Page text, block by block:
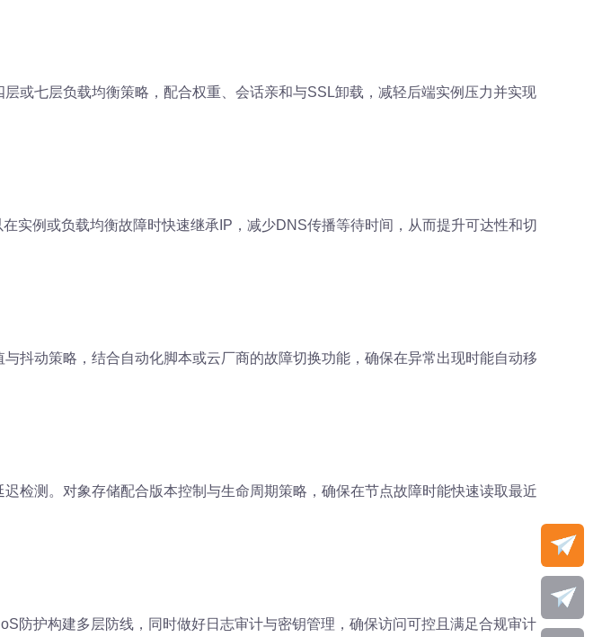
或七层负载均衡策略，配合权重、会话亲和与SSL卸载，减轻后端实例压力并实现
实例或负载均衡故障时快速继承IP，减少DNS传播等待时间，从而提升可达性和切
抖动策略，结合自动化脚本或云厂商的故障切换功能，确保在异常出现时能自动移
检测。对象存储配合版本控制与生命周期策略，确保在节点故障时能快速读取最近
防护构建多层防线，同时做好日志审计与密钥管理，确保访问可控且满足合规审计